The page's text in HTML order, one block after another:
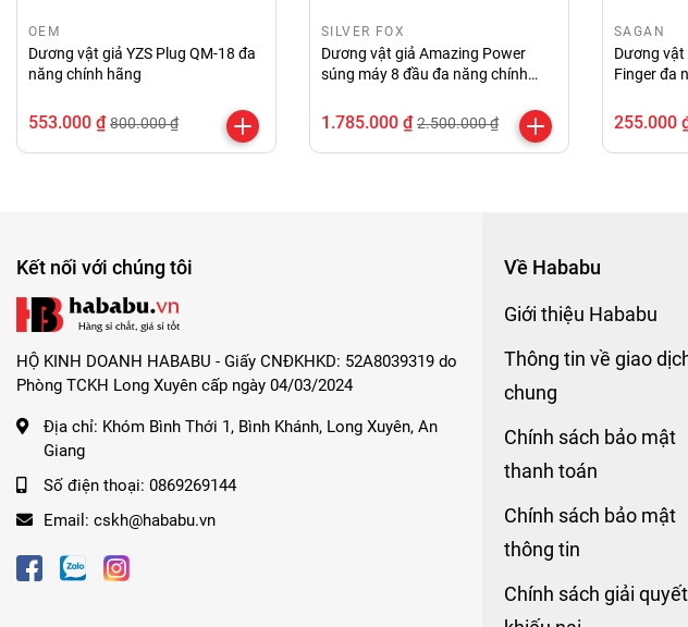
OEM
Dương vật giả YZS Plug QM-18 đa
năng chính hãng
553.000 ₫ 800.000 ₫
SILVER FOX
Dương vật giả Amazing Power
súng máy 8 đầu đa năng chính
1.785.000 ₫ 2.500.000 ₫
SAGAN
Dương vật
Finger đa
255.000
Kết nối với chúng tôi
HỘ KINH DOANH HABABU - Giấy CNĐKHKD: 52A8039319 do
Phòng TCKH Long Xuyên cấp ngày 04/03/2024
Địa chỉ: Khóm Bình Thới 1, Bình Khánh, Long Xuyên, An
Giang
Số điện thoại: 0869269144
Email: cskh@hababu.vn
Về Hababu
Giới thiệu Hababu
Thông tin về giao
chung
Chính sách bảo mật
thanh toán
Chính sách bảo mật
thông tin
Chính sách giải quyết